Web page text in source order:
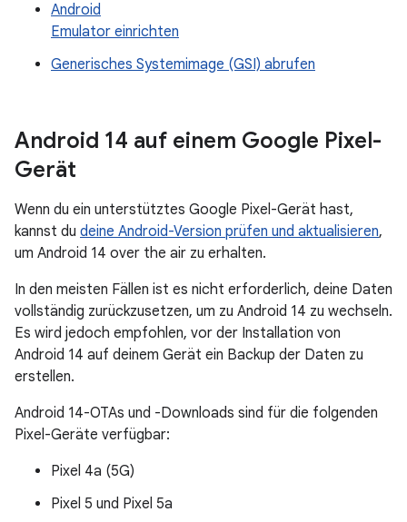
Android
Emulator einrichten
Generisches Systemimage (GSI) abrufen
Android 14 auf einem Google Pixel-
Gerät
Wenn du ein unterstütztes Google Pixel-Gerät hast,
kannst du deine Android-Version prüfen und aktualisieren,
um Android 14 over the air zu erhalten.
In den meisten Fällen ist es nicht erforderlich, deine Daten
vollständig zurückzusetzen, um zu Android 14 zu wechseln.
Es wird jedoch empfohlen, vor der Installation von
Android 14 auf deinem Gerät ein Backup der Daten zu
erstellen.
Android 14-OTAs und -Downloads sind für die folgenden
Pixel-Geräte verfügbar:
Pixel 4a (5G)
Pixel 5 und Pixel 5a